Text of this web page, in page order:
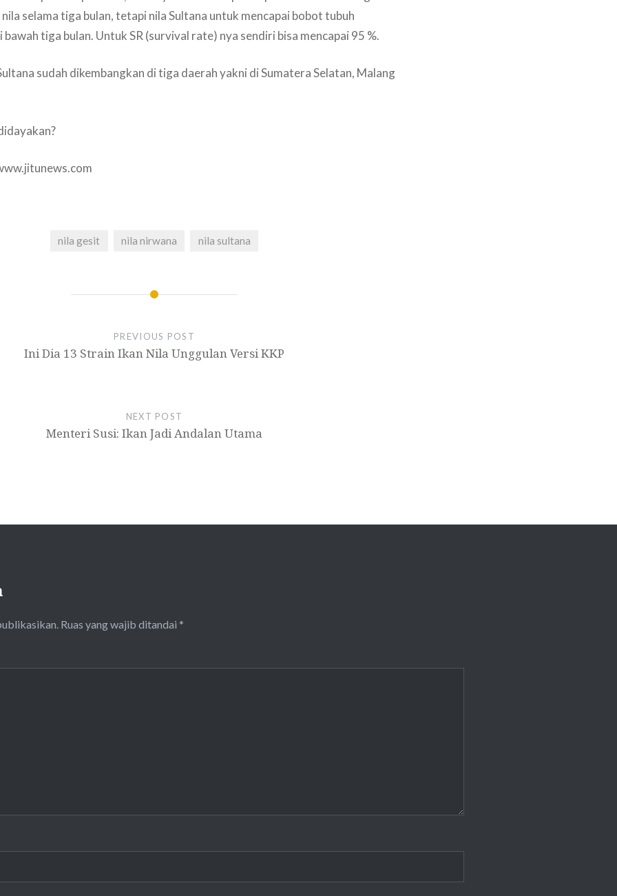
selama tiga bulan, tetapi nila Sultana untuk mencapai bobot tubuh
tiga bulan. Untuk SR (survival rate) nya sendiri bisa mencapai 95 %.
sudah dikembangkan di tiga daerah yakni di Sumatera Selatan, Malang
nila gesit nila nirwana nila sultana
PREVIOUS POST
Ini Dia 13 Strain Ikan Nila Unggulan Versi KKP
NEXT POST
Menteri Susi: Ikan Jadi Andalan Utama
Ruas yang wajib ditandai *